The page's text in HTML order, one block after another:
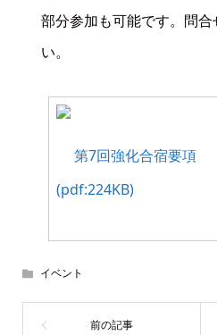
部分参加も可能です。問
い。
第7回強化合宿要項
(pdf:224KB)
イベント